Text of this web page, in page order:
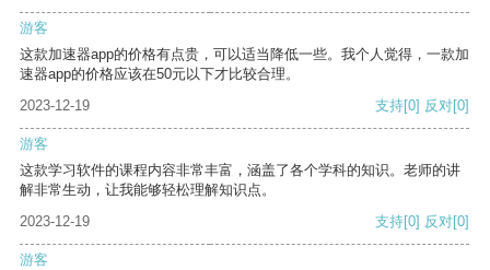
游客
这款加速器app的价格有点贵，可以适当降低一些。我个人觉得，一款加
速器app的价格应该在50元以下才比较合理。
2023-12-19
支持[0] 反对[0]
游客
这款学习软件的课程内容非常丰富，涵盖了各个学科的知识。老师的讲
解非常生动，让我能够轻松理解知识点。
2023-12-19
支持[0] 反对[0]
游客